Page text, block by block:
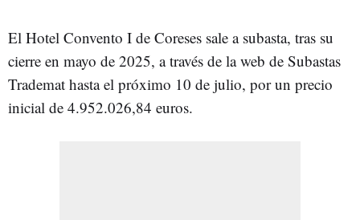
El Hotel Convento I de Coreses sale a subasta, tras su
cierre en mayo de 2025, a través de la web de Subastas
Trademat hasta el próximo 10 de julio, por un precio
inicial de 4.952.026,84 euros.